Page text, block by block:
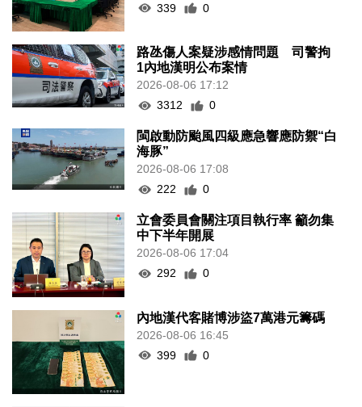
339
0
路氹傷人案疑涉感情問題 司警拘
1內地漢明公布案情
2026-08-06 17:12
3312
0
閩啟動防颱風四級應急響應防禦“白
海豚”
2026-08-06 17:08
222
0
立會委員會關注項目執行率 籲勿集
中下半年開展
2026-08-06 17:04
292
0
內地漢代客賭博涉盜7萬港元籌碼
2026-08-06 16:45
399
0